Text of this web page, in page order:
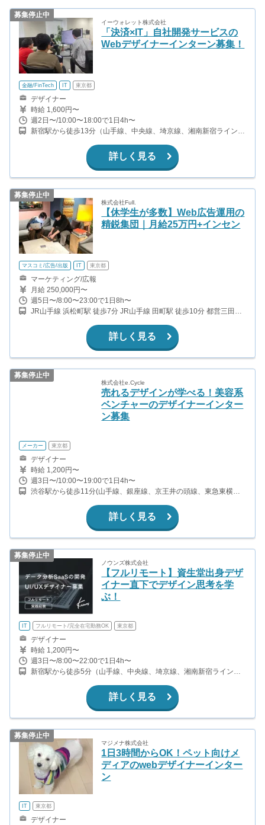
募集停止中
イーウォレット株式会社
「決済×IT」自社開発サービスの
Webデザイナーインターン募集！
金融/FinTech IT 東京都
デザイナー
時給 1,600円〜
週2日〜/10:00〜18:00で1日4h〜
新宿駅から徒歩13分（山手線、中央線、埼京線、湘南新宿ライン、
分（丸ノ内線） 新宿西口駅から徒歩12分（都営大江戸線）
詳しく見る
募集停止中
株式会社Full.
【休学生が多数】Web広告運用の
精鋭集団｜月給25万円+インセン
マスコミ/広告/出版 IT 東京都
マーケティング/広報
月給 250,000円〜
週5日〜/8:00〜23:00で1日8h〜
JR山手線 浜松町駅 徒歩7分 JR山手線 田町駅 徒歩10分 都営三田線
詳しく見る
募集停止中
株式会社e.Cycle
売れるデザインが学べる！美容系
ベンチャーのデザイナーインター
ン募集
メーカー 東京都
デザイナー
時給 1,200円〜
週3日〜/10:00〜19:00で1日4h〜
渋谷駅から徒歩11分(山手線、銀座線、京王井の頭線、東急東横線
詳しく見る
募集停止中
ノウンズ株式会社
【フルリモート】資生堂出身デザ
イナー直下でデザイン思考を学
ぶ！
IT フルリモート/完全在宅勤務OK 東京都
デザイナー
時給 1,200円〜
週3日〜/8:00〜22:00で1日4h〜
新宿駅から徒歩5分（山手線、中央線、埼京線、湘南新宿ライン、
線） 代々木駅から徒歩8分（山手線、中央線、総武線、都営大江戸
詳しく見る
募集停止中
マジメナ株式会社
1日3時間からOK！ペット向けメ
ディアのwebデザイナーインター
ン
IT 東京都
デザイナー